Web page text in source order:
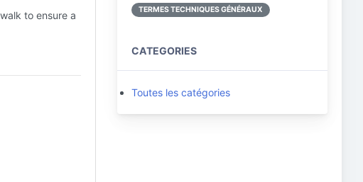
to ensure a
TERMES TECHNIQUES GÉNÉRAUX
CATEGORIES
Toutes les catégories